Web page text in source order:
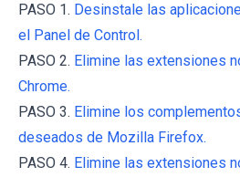
PASO 1. Desinstale las
el Panel de Control.
PASO 2. Elimine las extensiones
Chrome.
PASO 3. Elimine los
deseados de Mozilla Firefox.
PASO 4. Elimine las extensiones